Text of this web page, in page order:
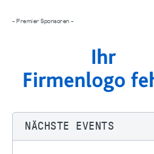
- Premier Sponsoren -
NÄCHSTE EVENTS